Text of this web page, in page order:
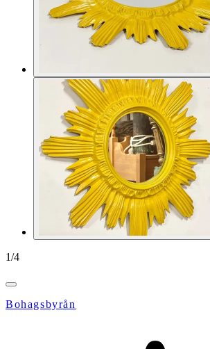
1/4
Bohagsbyrån